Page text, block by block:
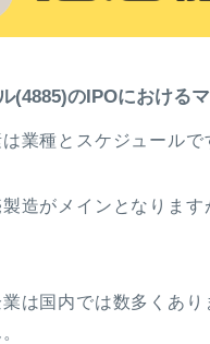
(4885)のIPOにおける
業種とスケジュールで
造がメインとなります
は国内では数多くあり